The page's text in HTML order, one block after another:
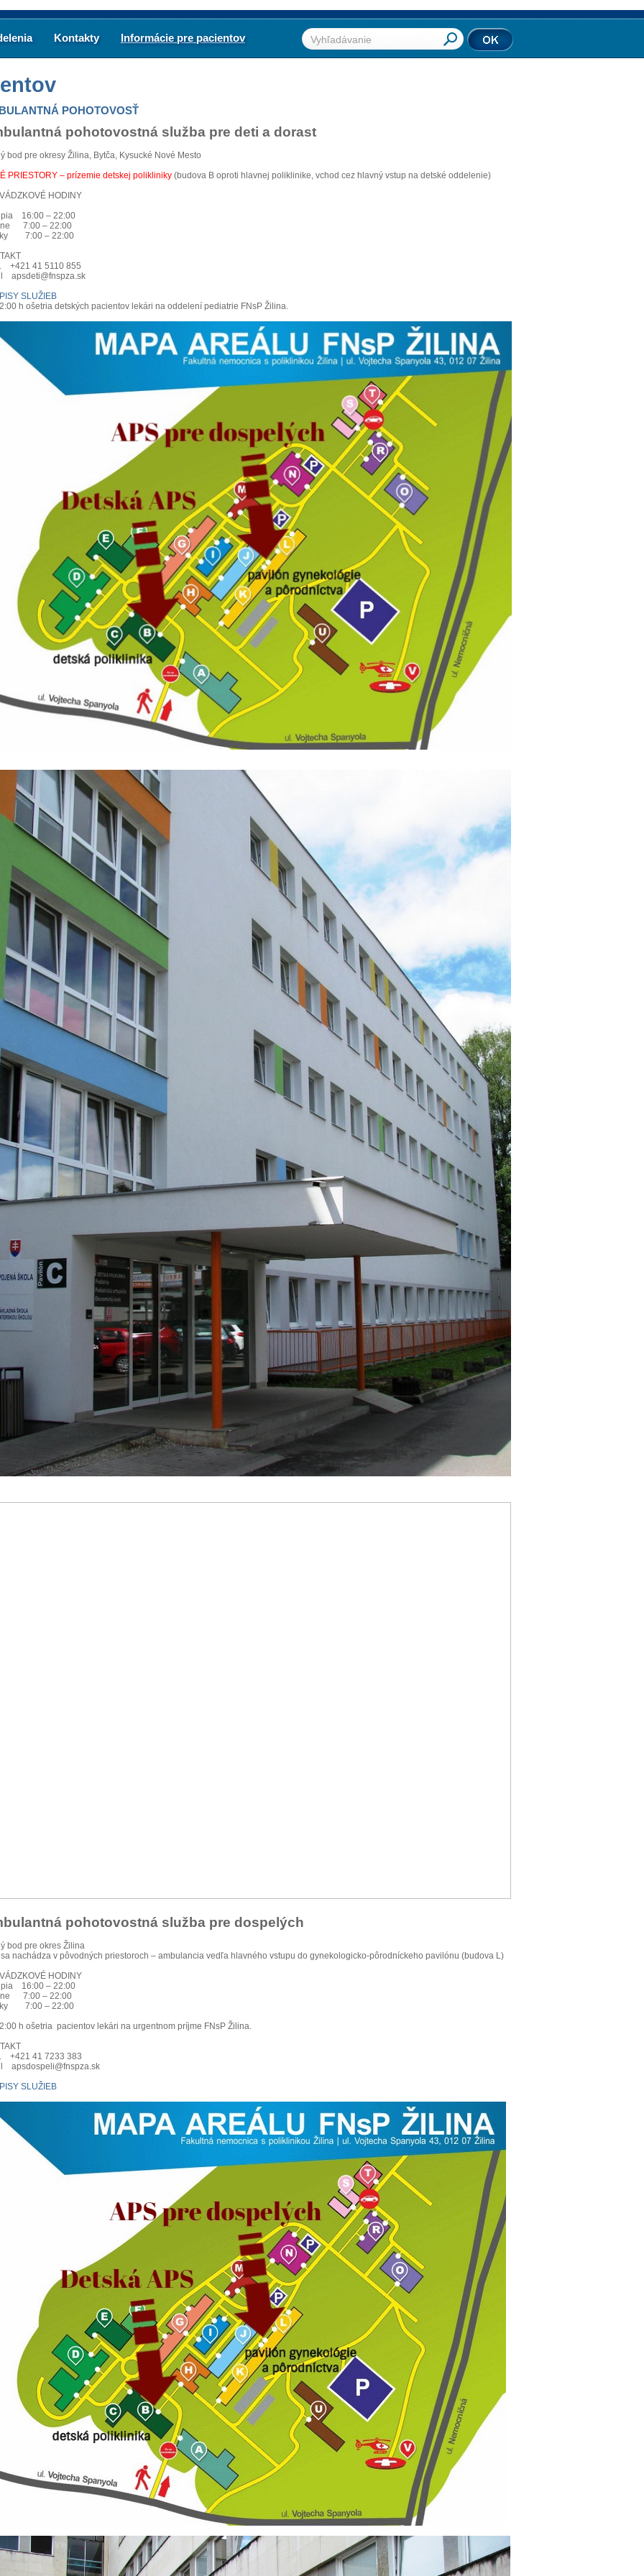
Kontakty Informácie pre pacientov
POHOTOVOSŤ
pohotovostná služba pre deti a dorast
bod pre okresy Žilina, Bytča, Kysucké Nové Mesto
PRIESTORY – prízemie detskej polikliniky (budova B oproti hlavnej poliklinike, vchod cez hlavný vstup na detské oddelenie)
HODINY
pia 16:00 – 22:00
ne 7:00 – 22:00
7:00 – 22:00
+421 41 5110 855
apsdeti@fnspza.sk
SLUŽIEB
h ošetria detských pacientov lekári na oddelení pediatrie FNsP Žilina.
pohotovostná služba pre dospelých
bod pre okres Žilina
nachádza v pôvodných priestoroch – ambulancia vedľa hlavného vstupu do gynekologicko-pôrodníckeho pavilónu (budova L)
HODINY
pia 16:00 – 22:00
ne 7:00 – 22:00
7:00 – 22:00
h ošetria pacientov lekári na urgentnom príjme FNsP Žilina.
+421 41 7233 383
apsdospeli@fnspza.sk
SLUŽIEB